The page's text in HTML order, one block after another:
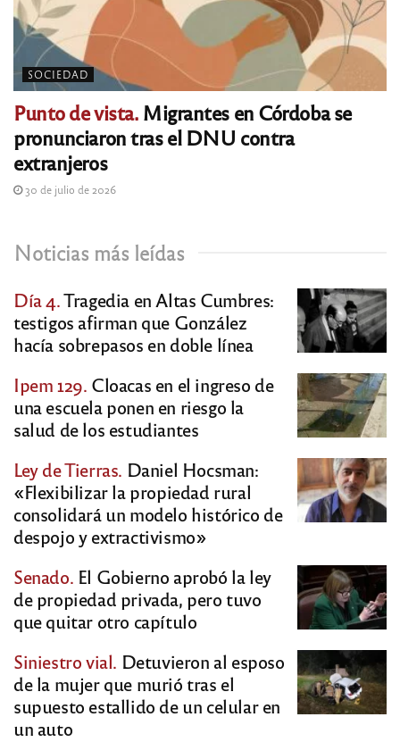
SOCIEDAD
Punto de vista.Migrantes en Córdoba se
pronunciaron tras el DNU contra
extranjeros
30 de julio de 2026
Noticias más leídas
Día 4.Tragedia en Altas Cumbres:
testigos afirman que González
hacía sobrepasos en doble línea
Ipem 129. Cloacas en el ingreso de
una escuela ponen en riesgo la
salud de los estudiantes
Ley de Tierras. Daniel Hocsman:
«Flexibilizar la propiedad rural
consolidará un modelo histórico de
despojo y extractivismo»
Senado. El Gobierno aprobó la ley
de propiedad privada, pero tuvo
que quitar otro capítulo
Siniestro vial. Detuvieron al esposo
de la mujer que murió tras el
supuesto estallido de un celular en
un auto